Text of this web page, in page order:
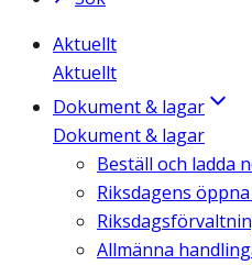
Aktuellt
Aktuellt
Dokument & lagar
Dokument & lagar
Beställ och ladda
Riksdagens
Allmänna